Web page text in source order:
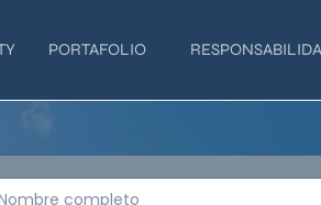
PORTAFOLIO